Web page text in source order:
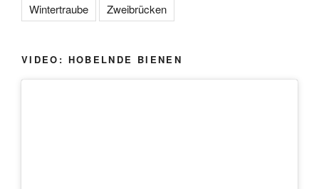
Wintertraube
Zweibrücken
VIDEO: HOBELNDE BIENEN